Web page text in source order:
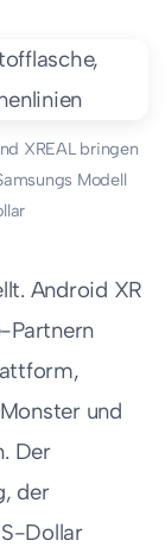
XREAL bringen
Modell
Android XR
Partnern
und
Der
der
Dollar